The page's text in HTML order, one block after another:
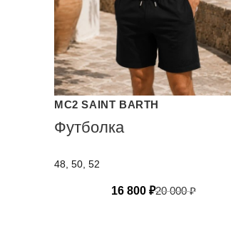
MC2 SAINT BARTH
Футболка
48, 50, 52
16 800 ₽20 000₽